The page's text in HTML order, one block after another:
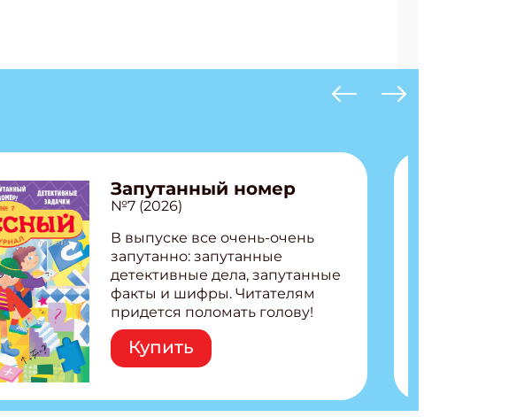
Запутанный номер
№7 (2026)
В выпуске все очень-очень
запутанно: запутанные
детективные дела, запутанные
факты и шифры. Читателям
придется поломать голову!
Внутри: Шифры и
расшифровки Плетем
запутанные поделки
Ищем коды 3 комикса
Купить